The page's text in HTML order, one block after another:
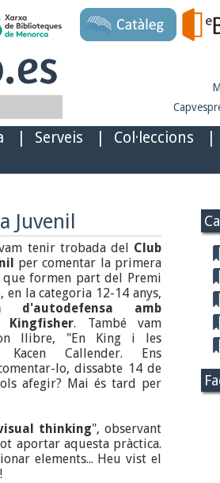
Serveis Col·leccions
Juvenil
tenir trobada del Club
per comentar la primera
formen part del Premi
en la categoria 12-14 anys,
d'autodefensa amb
Kingfisher. També vam
llibre, "En King i les
Kacen Callender. Ens
lo, dissabte 14 de
afegir? Mai és tard per
thinking", observant
aportar aquesta pràctica.
elements... Heu vist el